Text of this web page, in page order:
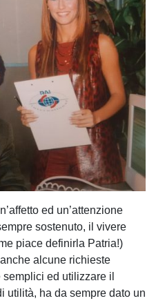
ed un’attenzione
sostenuto, il vivere
piace definirla Patria!)
alcune richieste
ed utilizzare il
utilità, ha da sempre dato un